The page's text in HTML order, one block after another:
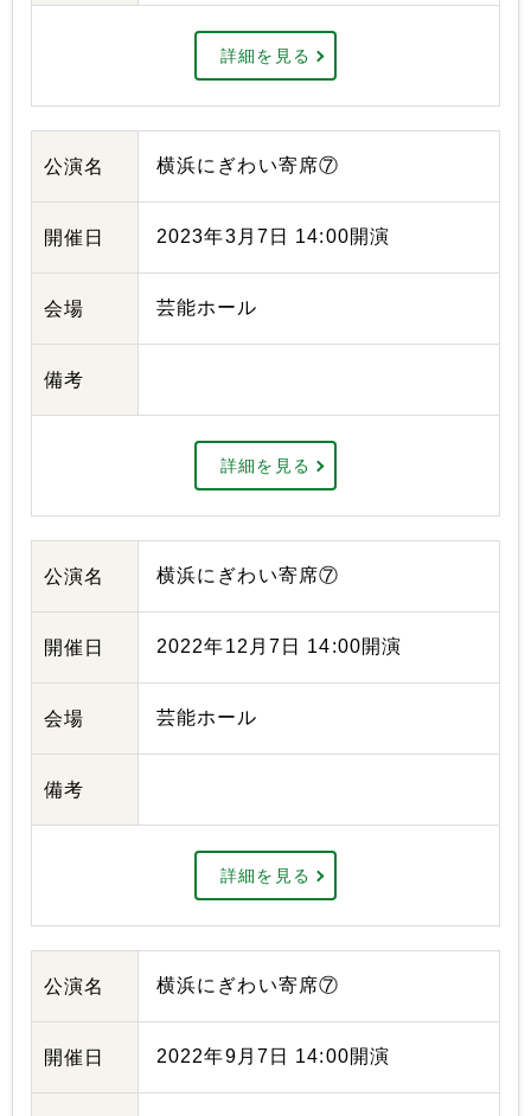
詳細を見る
公演名 横浜にぎわい寄席⑦
開催日 2023年3月7日 14:00開演
会場 芸能ホール
備考
詳細を見る
公演名 横浜にぎわい寄席⑦
開催日 2022年12月7日 14:00開演
会場 芸能ホール
備考
詳細を見る
公演名 横浜にぎわい寄席⑦
開催日 2022年9月7日 14:00開演